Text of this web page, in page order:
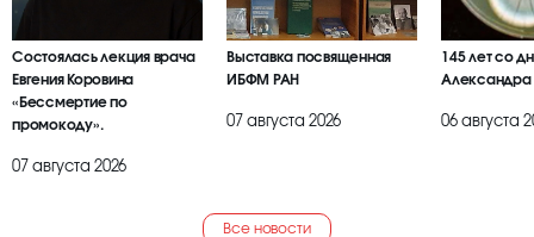
Состоялась лекция врача
Евгения Коровина
«Бессмертие по
промокоду».
07 августа 2026
Выставка посвященная
ИБФМ РАН
07 августа 2026
145 лет со
Александра
06 августа
Все новости